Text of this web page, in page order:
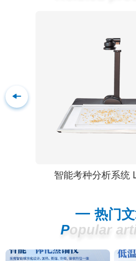
智能考种分析系统
热门
Popular